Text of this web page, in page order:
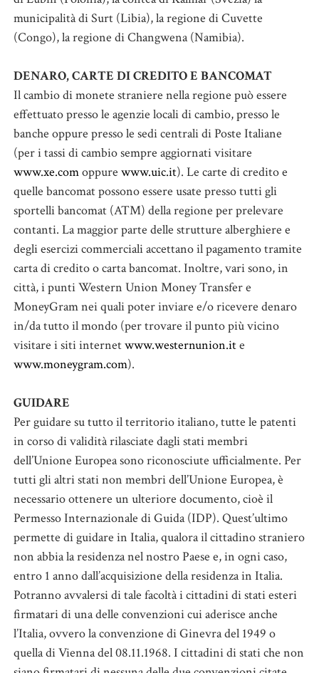
municipalità di Surt (Libia), la regione di Cuvette
(Congo), la regione di Changwena (Namibia).
DENARO, CARTE DI CREDITO E BANCOMAT
Il cambio di monete straniere nella regione può essere
effettuato presso le agenzie locali di cambio, presso le
banche oppure presso le sedi centrali di Poste Italiane
(per i tassi di cambio sempre aggiornati visitare
www.xe.comoppure www.uic.it). Le carte di credito e
quelle bancomat possono essere usate presso tutti gli
sportelli bancomat (ATM) della regione per prelevare
contanti. La maggior parte delle strutture alberghiere e
degli esercizi commerciali accettano il pagamento tramite
carta di credito o carta bancomat. Inoltre, vari sono, in
città, i punti Western Union Money Transfer e
MoneyGram nei quali poter inviare e/o ricevere denaro
in/da tutto il mondo (per trovare il punto più vicino
visitare i siti internetwww.westernunion.ite
www.moneygram.com).
GUIDARE
Per guidare su tutto il territorio italiano, tutte le patenti
in corso di validità rilasciate dagli stati membri
dell’Unione Europea sono riconosciute ufficialmente. Per
tutti gli altri stati non membri dell’Unione Europea, è
necessario ottenere un ulteriore documento, cioè il
Permesso Internazionale di Guida (IDP). Quest’ultimo
permette di guidare in Italia, qualora il cittadino straniero
non abbia la residenza nel nostro Paese e, in ogni caso,
entro 1 anno dall’acquisizione della residenza in Italia.
Potranno avvalersi di tale facoltà i cittadini di stati esteri
firmatari di una delle convenzioni cui aderisce anche
l’Italia, ovvero la convenzione di Ginevra del 1949 o
quella di Vienna del 08.11.1968. I cittadini di stati che non